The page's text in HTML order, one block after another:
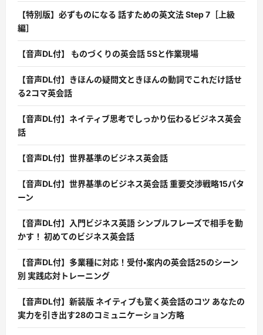
【特別版】必ずものになる 話すための英文法 Step 7［上級
編］
【音声DL付】 ものづくりの英会話 5Sと作業現場
【音声DL付】きほんの疑問文ときほんの動詞でこれだけ話せ
る2コマ英会話
【音声DL付】ネイティブ思考でしっかり伝わるビジネス英会
話
【音声DL付】世界基準のビジネス英会話
【音声DL付】世界基準のビジネス英会話 重要交渉戦略15パタ
ーン
【音声DL付】入門ビジネス英語 シンプルフレーズで相手を動
かす！ 初めてのビジネス英会話
【音声DL付】多業種に対応！受付・案内の英会話25のシーン
別 実践応対トレーニング
【音声DL付】新装版 ネイティブも驚く英会話のコツ あなたの
実力を引き出す28のコミュニケーション方略